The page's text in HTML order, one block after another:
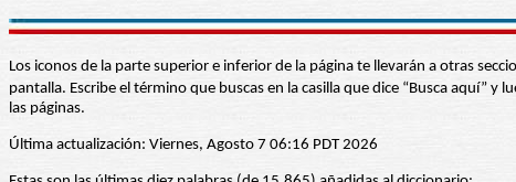
Los iconos de la parte superior e inferior de la página te llevarán a otras
pantalla. Escribe el término que buscas en la casilla que dice “Busca
las páginas.
Última actualización: Viernes, Agosto 7 06:16 PDT 2026